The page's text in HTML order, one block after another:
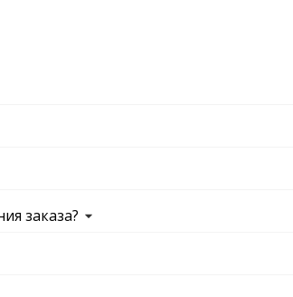
заказа?